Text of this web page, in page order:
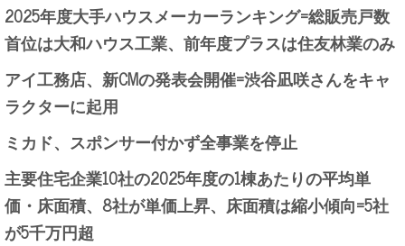
2025年度大手ハウスメーカーランキング=総販売戸数
首位は大和ハウス工業、前年度プラスは住友林業のみ
アイ工務店、新CMの発表会開催=渋谷凪咲さんをキャ
ラクターに起用
ミカド、スポンサー付かず全事業を停止
主要住宅企業10社の2025年度の1棟あたりの平均単
価・床面積、8社が単価上昇、床面積は縮小傾向=5社
が5千万円超